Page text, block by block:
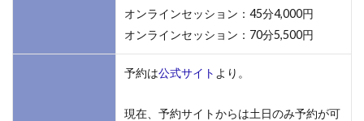
オンラインセッション：45分4,000円
オンラインセッション：70分5,500円
予約は公式サイト より。
現在、予約サイトからは土日のみ予約が可